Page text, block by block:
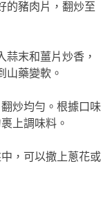
的豬肉片，翻炒至
蒜末和薑片炒香，
山藥變軟。
炒均勻。根據口味
上調味料。
，可以撒上蔥花或